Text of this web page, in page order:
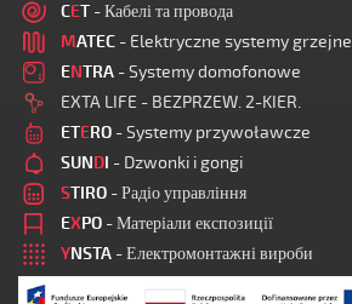
CET - Кабелі та провода
MATEC - Elektryczne systemy grzejne
ENTRA - Systemy domofonowe
EXTA LIFE - BEZPRZEW. 2-KIER.
ETERO - Systemy przywoławcze
SUNDI - Dzwonki i gongi
STIRO - Радіо управління
EXPO - Матеріали експозиції
YNSTA - Електромонтажні вироби